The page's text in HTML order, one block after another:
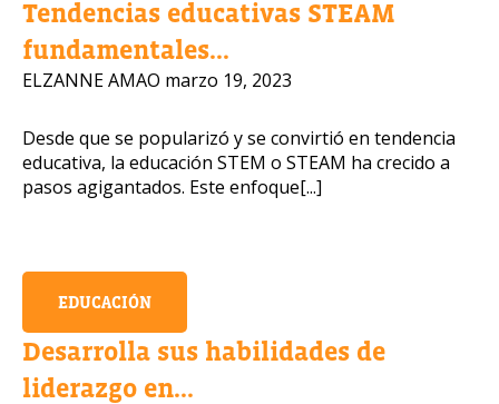
Tendencias educativas STEAM
fundamentales...
ELZANNE AMAO marzo 19, 2023
Desde que se popularizó y se convirtió en tendencia
educativa, la educación STEM o STEAM ha crecido a
pasos agigantados. Este enfoque[...]
EDUCACIÓN
Desarrolla sus habilidades de
liderazgo en...
Número de celular
OBTENER INFORMACIÓN